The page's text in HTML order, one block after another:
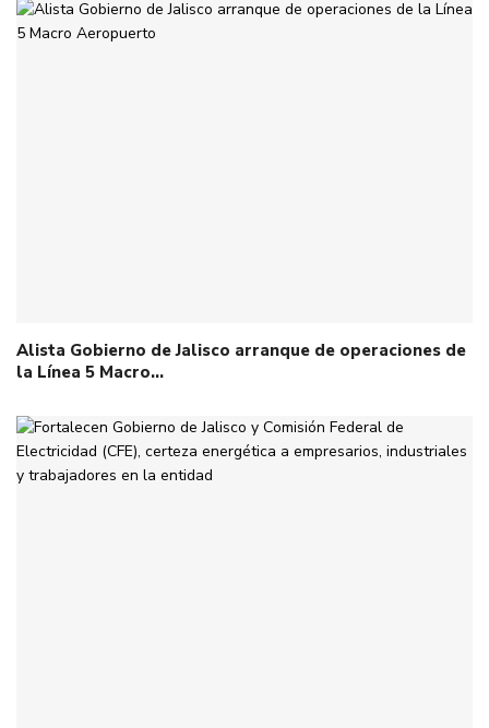
Alista Gobierno de Jalisco arranque de operaciones de
la Línea 5 Macro…